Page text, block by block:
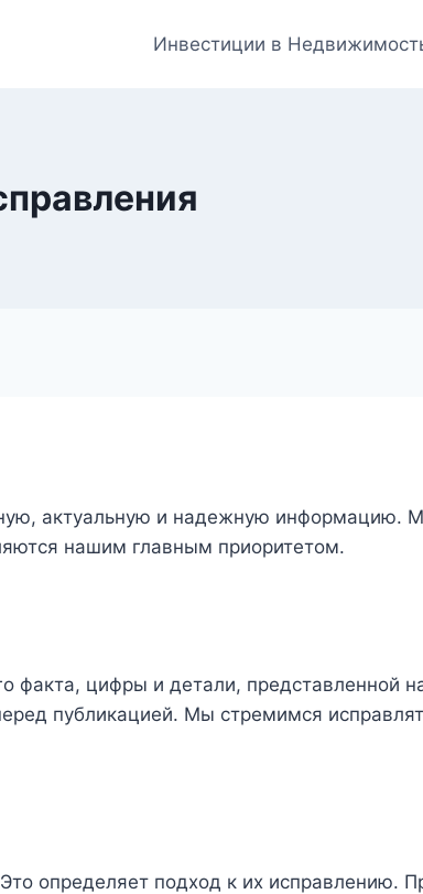
Инвестиции в
актуальную и надежную информацию.
нашим главным приоритетом.
факта, цифры и детали, представленной
публикацией. Мы стремимся
определяет подход к их исправлению.